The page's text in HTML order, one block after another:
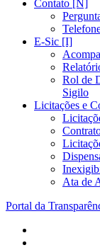
Contato [N]
E-Sic [I]
Rol de
Sigilo
Licitações e
Ata de
Portal da